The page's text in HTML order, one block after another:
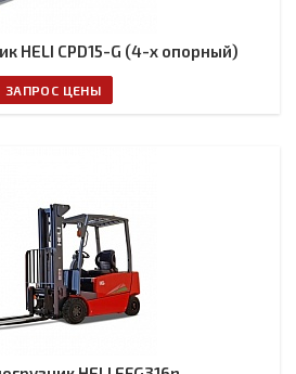
HELI CPD15-G (4-х опорный)
ЗАПРОС ЦЕНЫ